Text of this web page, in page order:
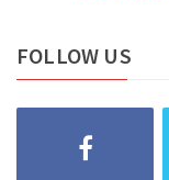
FOLLOW US